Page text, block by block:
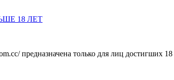
18 ЛЕТ
предназначена только для лиц достигших